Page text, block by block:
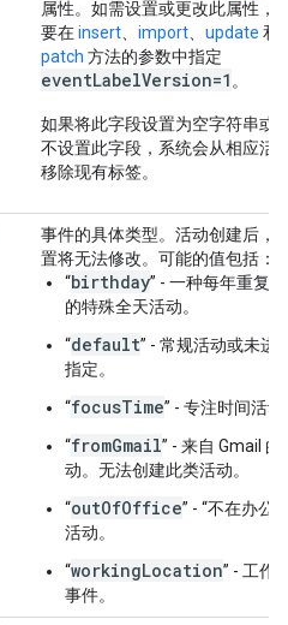
属性。如需设置或更改此属性，
要在insert import update 和
patch 方法的参数中指定
eventLabelVersion=1 。
如果将此字段设置为空字符串或
不设置此字段，系统会从相应活
移除现有标签。
事件的具体类型。活动创建后，
置将无法修改。可能的值包括：
“birthday” - 一种每年重复
的特殊全天活动。
“default” - 常规活动或未进
指定。
“focusTime” - 专注时间活
“fromGmail” - 来自 Gmail 的
动。无法创建此类活动。
“outOfOffice” - “不在办公
活动。
“workingLocation” - 工作
事件。